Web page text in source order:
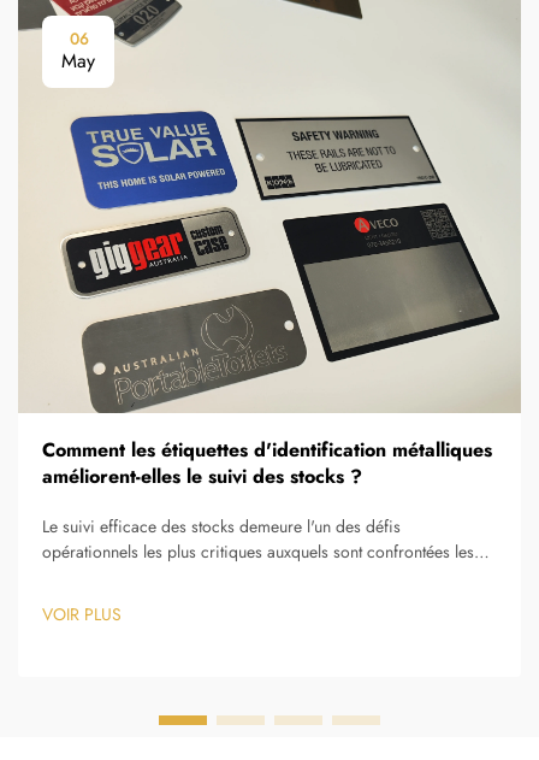
06
May
Comment les étiquettes d'identification métalliques
améliorent-elles le suivi des stocks ?
Le suivi efficace des stocks demeure l'un des défis
opérationnels les plus critiques auxquels sont confrontées les
logistique, de la santé et de la gestion des installations. La
capacité à localiser, surveiller et gérer précisément les actifs
VOIR PLUS